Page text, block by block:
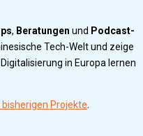
, Beratungen und Podcast-
Tech-Welt und zeige
in Europa lernen
Projekte